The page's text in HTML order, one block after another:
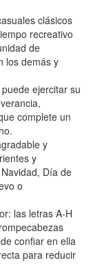
clásicos
recreativo
de
los demás y
ejercitar su
complete un
y
y
Día de
o
las letras A-H
confiar en ella
para reducir